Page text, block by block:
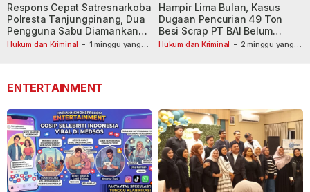
Hukum dan Kriminal - 1 minggu yang
Respons Cepat Satresnarkoba
Polresta Tanjungpinang, Dua
Pengguna Sabu Diamankan
Usai Dilaporkan ke Call Center
Hukum dan Kriminal - 2 minggu yang
Hampir Lima Bulan, Kasus
Dugaan Pencurian 49 Ton
Besi Scrap PT BAI Belum
Tetapkan Tersangka
ENTERTAINMENT